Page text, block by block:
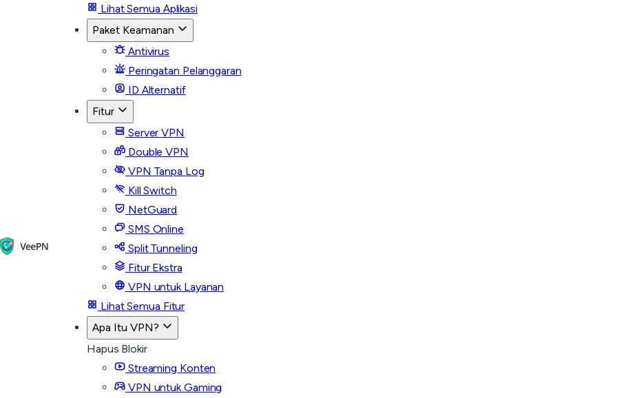
Lihat Semua Aplikasi
Paket Keamanan
Antivirus
Peringatan Pelanggaran
ID Alternatif
Fitur
Server VPN
Double VPN
VPN Tanpa Log
Kill Switch
NetGuard
SMS Online
Split Tunneling
Fitur Ekstra
VPN untuk Layanan
Lihat Semua Fitur
Apa Itu VPN?
Hapus Blokir
Streaming Konten
VPN untuk Gaming